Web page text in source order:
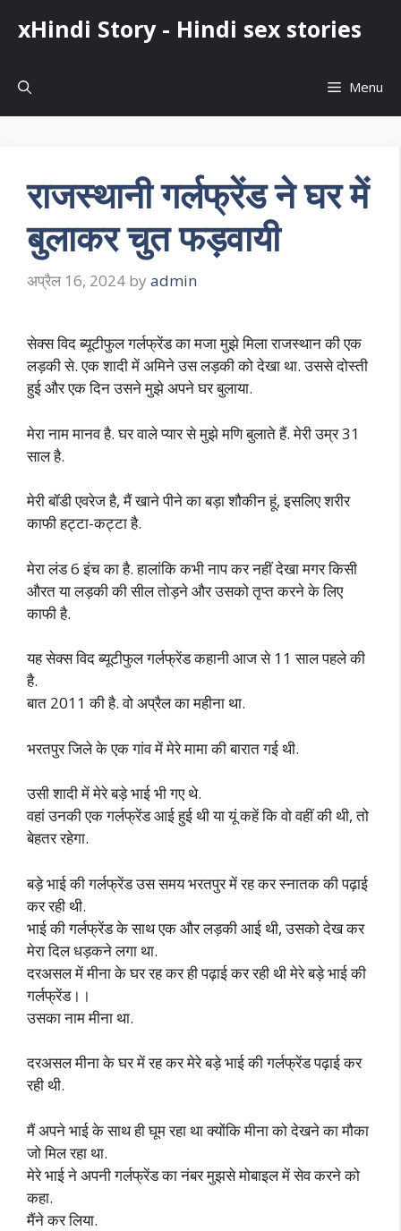
xHindi Story - Hindi sex stories
Menu
राजस्थानी गर्लफ्रेंड ने घर में
बुलाकर चुत फड़वायी
अप्रैल 16, 2024 by admin
सेक्स विद ब्यूटीफुल गर्लफ्रेंड का मजा मुझे मिला राजस्थान की एक
लड़की से. एक शादी में अमिने उस लड़की को देखा था. उससे दोस्ती
हुई और एक दिन उसने मुझे अपने घर बुलाया.
मेरा नाम मानव है. घर वाले प्यार से मुझे मणि बुलाते हैं. मेरी उम्र 31
साल है.
मेरी बॉडी एवरेज है, मैं खाने पीने का बड़ा शौकीन हूं, इसलिए शरीर
काफी हट्टा-कट्टा है.
मेरा लंड 6 इंच का है. हालांकि कभी नाप कर नहीं देखा मगर किसी
औरत या लड़की की सील तोड़ने और उसको तृप्त करने के लिए
काफी है.
यह सेक्स विद ब्यूटीफुल गर्लफ्रेंड कहानी आज से 11 साल पहले की
है.
बात 2011 की है. वो अप्रैल का महीना था.
भरतपुर जिले के एक गांव में मेरे मामा की बारात गई थी.
उसी शादी में मेरे बड़े भाई भी गए थे.
वहां उनकी एक गर्लफ्रेंड आई हुई थी या यूं कहें कि वो वहीं की थी, तो
बेहतर रहेगा.
बड़े भाई की गर्लफ्रेंड उस समय भरतपुर में रह कर स्नातक की पढ़ाई
कर रही थी.
भाई की गर्लफ्रेंड के साथ एक और लड़की आई थी, उसको देख कर
मेरा दिल धड़कने लगा था.
दरअसल में मीना के घर रह कर ही पढ़ाई कर रही थी मेरे बड़े भाई की
गर्लफ्रेंड।।
उसका नाम मीना था.
दरअसल मीना के घर में रह कर मेरे बड़े भाई की गर्लफ्रेंड पढ़ाई कर
रही थी.
मैं अपने भाई के साथ ही घूम रहा था क्योंकि मीना को देखने का मौका
जो मिल रहा था.
मेरे भाई ने अपनी गर्लफ्रेंड का नंबर मुझसे मोबाइल में सेव करने को
कहा.
मैंने कर लिया.